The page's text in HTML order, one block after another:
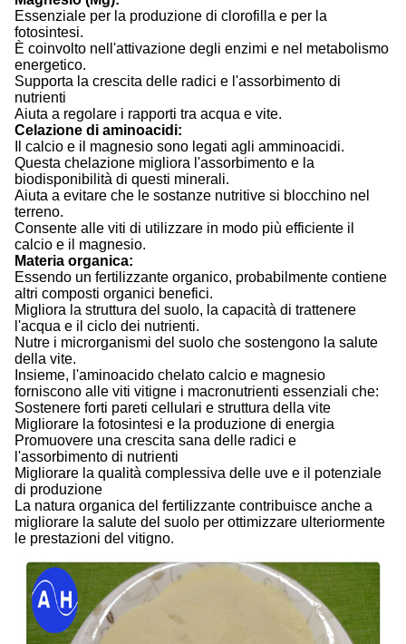
Essenziale per la produzione di clorofilla e per la
fotosintesi.
È coinvolto nell'attivazione degli enzimi e nel metabolismo
energetico.
Supporta la crescita delle radici e l'assorbimento di
nutrienti
Aiuta a regolare i rapporti tra acqua e vite.
Celazione di aminoacidi:
Il calcio e il magnesio sono legati agli amminoacidi.
Questa chelazione migliora l'assorbimento e la
biodisponibilità di questi minerali.
Aiuta a evitare che le sostanze nutritive si blocchino nel
terreno.
Consente alle viti di utilizzare in modo più efficiente il
calcio e il magnesio.
Materia organica:
Essendo un fertilizzante organico, probabilmente contiene
altri composti organici benefici.
Migliora la struttura del suolo, la capacità di trattenere
l'acqua e il ciclo dei nutrienti.
Nutre i microrganismi del suolo che sostengono la salute
della vite.
Insieme, l'aminoacido chelato calcio e magnesio
forniscono alle viti vitigne i macronutrienti essenziali che:
Sostenere forti pareti cellulari e struttura della vite
Migliorare la fotosintesi e la produzione di energia
Promuovere una crescita sana delle radici e
l'assorbimento di nutrienti
Migliorare la qualità complessiva delle uve e il potenziale
di produzione
La natura organica del fertilizzante contribuisce anche a
migliorare la salute del suolo per ottimizzare ulteriormente
le prestazioni del vitigno.